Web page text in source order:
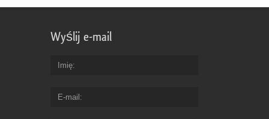
Wyślij e-mail
Imię
E-mail